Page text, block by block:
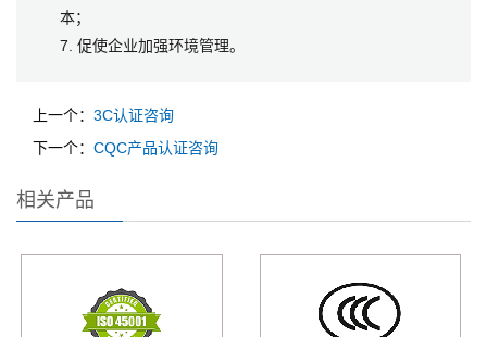
本；
7. 促使企业加强环境管理。
上一个： 3C认证咨询
下一个： CQC产品认证咨询
相关产品